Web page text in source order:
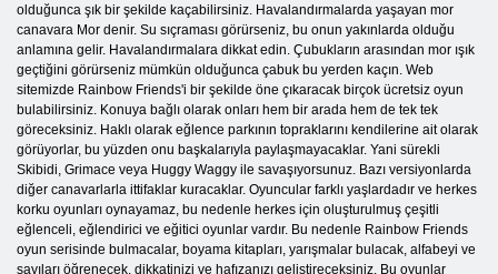
olduğunca şık bir şekilde kaçabilirsiniz. Havalandırmalarda yaşayan mor
canavara Mor denir. Su sıçraması görürseniz, bu onun yakınlarda olduğu
anlamına gelir. Havalandırmalara dikkat edin. Çubukların arasından mor ışık
geçtiğini görürseniz mümkün olduğunca çabuk bu yerden kaçın. Web
sitemizde Rainbow Friends'i bir şekilde öne çıkaracak birçok ücretsiz oyun
bulabilirsiniz. Konuya bağlı olarak onları hem bir arada hem de tek tek
göreceksiniz. Haklı olarak eğlence parkının topraklarını kendilerine ait olarak
görüyorlar, bu yüzden onu başkalarıyla paylaşmayacaklar. Yani sürekli
Skibidi, Grimace veya Huggy Waggy ile savaşıyorsunuz. Bazı versiyonlarda
diğer canavarlarla ittifaklar kuracaklar. Oyuncular farklı yaşlardadır ve herkes
korku oyunları oynayamaz, bu nedenle herkes için oluşturulmuş çeşitli
eğlenceli, eğlendirici ve eğitici oyunlar vardır. Bu nedenle Rainbow Friends
oyun serisinde bulmacalar, boyama kitapları, yarışmalar bulacak, alfabeyi ve
sayıları öğrenecek, dikkatinizi ve hafızanızı geliştireceksiniz. Bu oyunlar